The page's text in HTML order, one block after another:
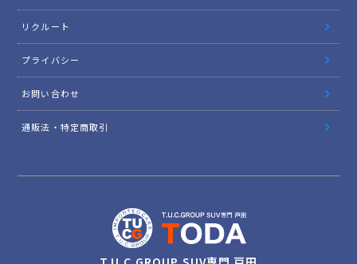
リクルート
プライバシー
お問い合わせ
通販法・特定商取引